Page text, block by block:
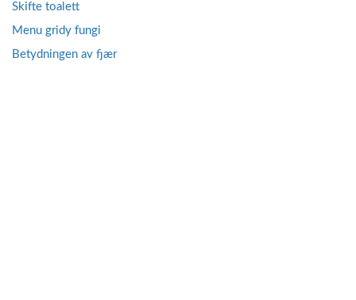
Skifte toalett
Menu gridy fungi
Betydningen av fjær